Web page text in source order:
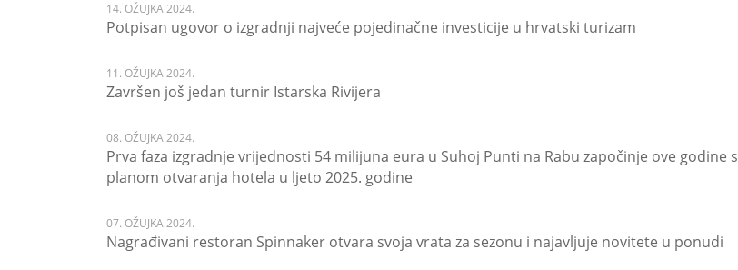
14. OŽUJKA 2024.
Potpisan ugovor o izgradnji najveće pojedinačne investicije u hrvatski turizam
11. OŽUJKA 2024.
Završen još jedan turnir Istarska Rivijera
08. OŽUJKA 2024.
Prva faza izgradnje vrijednosti 54 milijuna eura u Suhoj Punti na Rabu započinje ove godine s
planom otvaranja hotela u ljeto 2025. godine
07. OŽUJKA 2024.
Nagrađivani restoran Spinnaker otvara svoja vrata za sezonu i najavljuje novitete u ponudi